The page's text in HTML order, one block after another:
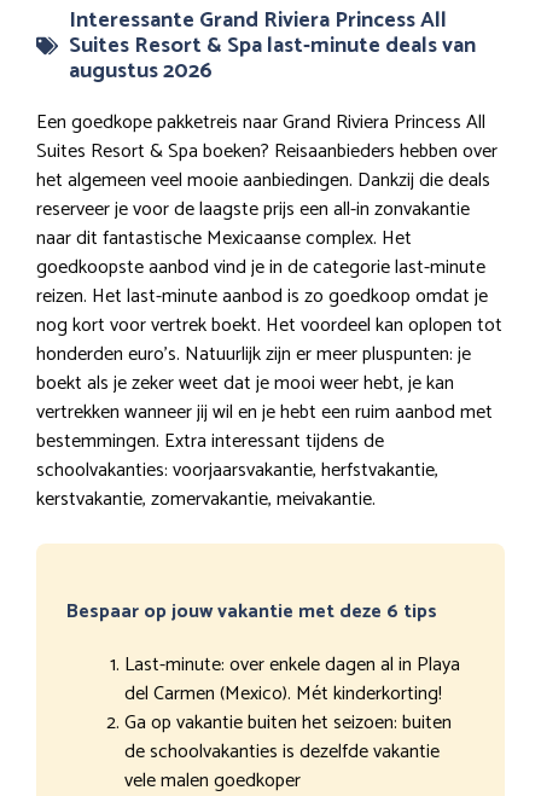
Interessante Grand Riviera Princess All
Suites Resort & Spa last-minute deals van
augustus 2026
Een goedkope pakketreis naar Grand Riviera Princess All
Suites Resort & Spa boeken? Reisaanbieders hebben over
het algemeen veel mooie aanbiedingen. Dankzij die deals
reserveer je voor de laagste prijs een all-in zonvakantie
naar dit fantastische Mexicaanse complex. Het
goedkoopste aanbod vind je in de categorie last-minute
reizen. Het last-minute aanbod is zo goedkoop omdat je
nog kort voor vertrek boekt. Het voordeel kan oplopen tot
honderden euro’s. Natuurlijk zijn er meer pluspunten: je
boekt als je zeker weet dat je mooi weer hebt, je kan
vertrekken wanneer jij wil en je hebt een ruim aanbod met
bestemmingen. Extra interessant tijdens de
schoolvakanties: voorjaarsvakantie, herfstvakantie,
kerstvakantie, zomervakantie, meivakantie.
Bespaar op jouw vakantie met deze 6 tips
Last-minute: over enkele dagen al in Playa
del Carmen (Mexico). Mét kinderkorting!
Ga op vakantie buiten het seizoen: buiten
de schoolvakanties is dezelfde vakantie
vele malen goedkoper